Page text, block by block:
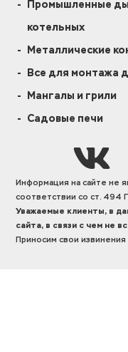
Промышленные
котельных
Металлические
Все для монтажа
Мангалы и грили
Садовые печи
Информация на сайте не
соответствии со ст. 494
Уважаемые клиенты, в
сайта, в связи с чем не
Приносим свои